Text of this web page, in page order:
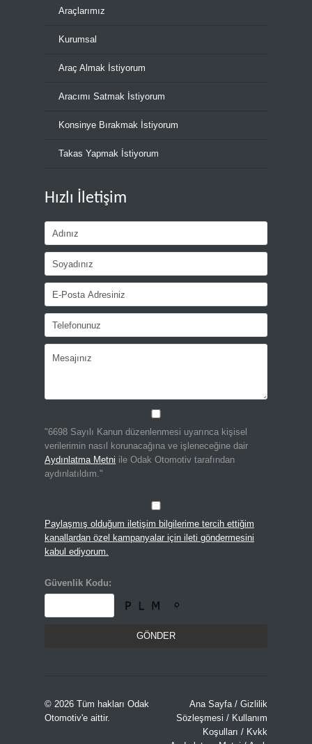
Araçlarımız
Kurumsal
Araç Almak İstiyorum
Aracımı Satmak İstiyorum
Konsinye Bırakmak İstiyorum
Takas Yapmak İstiyorum
Hızlı İletişim
"6698 Sayılı Kanun düzenlenmesi uyarınca kişisel
verilerimin nasıl korunacağına ve işleneceğine dair
Aydınlatma Metni ile Odak Otomotiv tarafından
aydınlatıldım."
Paylaşmış olduğum iletişim bilgilerime tercih ettiğim
kanallardan özel kampanyalar için ileti göndermesini
kabul ediyorum.
Güvenlik Kodu:
© 2026 Tüm hakları Odak
Otomotiv'e aittir.
Ana Sayfa/ Gizlilik
Sözleşmesi / Kullanım
Koşulları / Kvkk